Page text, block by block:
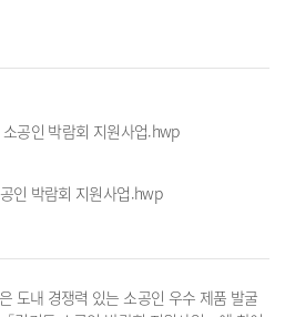
공인 박람회 지원사업.hwp
인 박람회 지원사업.hwp
도내 경쟁력 있는 소공인 우수 제품 발굴